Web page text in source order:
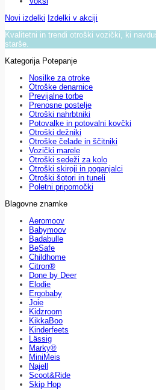
Novi izdelki Izdelki v akciji
Kvalitetni in trendi otroški vozički, ki
starše.
Kategorija Potepanje
Nosilke za otroke
Otroške denarnice
Previjalne torbe
Prenosne postelje
Otroški nahrbtniki
Potovalke in potovalni kovčki
Otroški dežniki
Otroške čelade in ščitniki
Vozički marele
Otroški sedeži za kolo
Otroški skiroji in poganjalci
Otroški šotori in tuneli
Poletni pripomočki
Blagovne znamke
Aeromoov
Babymoov
Badabulle
BeSafe
Childhome
Citron®
Done by Deer
Elodie
Ergobaby
Joie
Kidzroom
KikkaBoo
Kinderfeets
Lässig
Marky®
MiniMeis
Najell
Scoot&Ride
Skip Hop